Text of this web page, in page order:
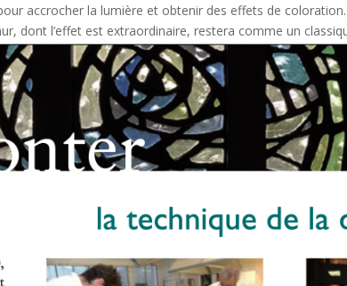
accrocher la lumière et obtenir des effets de
dont l’effet est extraordinaire, restera comme un